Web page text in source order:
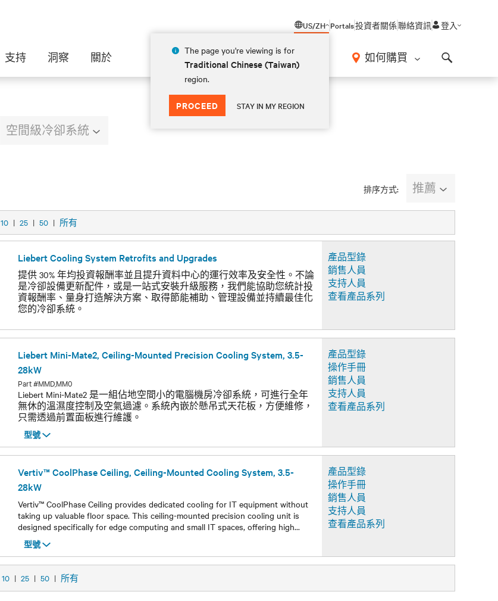
US/ZH
The page you're viewing is for
Traditional Chinese (Taiwan)
region.
PROCEED STAY IN MY REGION
Portals投資者關係聯絡資訊 登入
支持 洞察 關於 如何購買
空間級冷卻系統
排序方式: 推薦
10 | 25 | 50 | 所有
Liebert Cooling System Retrofits and Upgrades
提供 30% 年均投資報酬率並且提升資料中心的運行效率及安全性。不論
是冷卻設備更新配件，或是一站式安裝升級服務，我們能協助您統計投
資報酬率、量身打造解決方案、取得節能補助、管理設備並持續最佳化
您的冷卻系統。
產品型錄
銷售人員
支持人員
查看產品系列
Liebert Mini-Mate2, Ceiling-Mounted Precision Cooling System, 3.5-
28kW
Part #MMD,MM0
Liebert Mini-Mate2 是一組佔地空間小的電腦機房冷卻系統，可進行全年
無休的溫濕度控制及空氣過濾。系統內嵌於懸吊式天花板，方便維修，
只需透過前置面板進行維護。
產品型錄
操作手冊
銷售人員
支持人員
查看產品系列
型號
型號
Vertiv™ CoolPhase Ceiling, Ceiling-Mounted Cooling System, 3.5-
28kW
Vertiv™ CoolPhase Ceiling provides dedicated cooling for IT equipment without
taking up valuable floor space. This ceiling-mounted precision cooling unit is
designed specifically for edge computing and small IT spaces, offering high...
產品型錄
操作手冊
銷售人員
支持人員
查看產品系列
型號
型號
10 | 25 | 50 | 所有